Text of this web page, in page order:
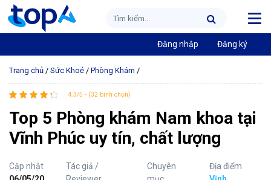
Đăng nhập Đăng ký
Trang chủ / Sức Khoẻ / Phòng Khám /
4.3/5 - (32 bình chọn)
Top 5 Phòng khám Nam khoa tại
Vĩnh Phúc uy tín, chất lượng
Cập nhật
Tác giả /
Chuyên
Địa điểm